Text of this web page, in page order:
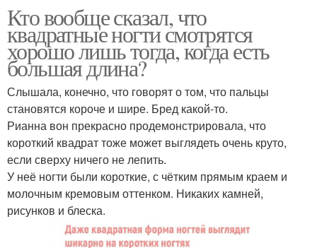
Кто вообще сказал, что
квадратные ногти смотрятся
хорошо лишь тогда, когда есть
большая длина?
Слышала, конечно, что говорят о том, что пальцы
становятся короче и шире. Бред какой-то.
Рианна вон прекрасно продемонстрировала, что
короткий квадрат тоже может выглядеть очень круто,
если сверху ничего не лепить.
У неё ногти были короткие, с чётким прямым краем и
молочным кремовым оттенком. Никаких камней,
рисунков и блеска.